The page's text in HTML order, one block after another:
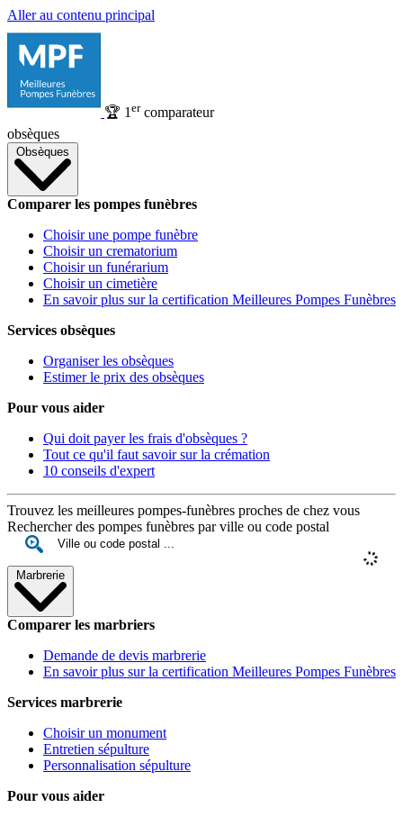
Aller au contenu principal
🏆 1 ercomparateur
obsèques
Obsèques
Comparer les pompes funèbres
Choisir une pompe funèbre
Choisir un crematorium
Choisir un funérarium
Choisir un cimetière
En savoir plus sur la certification Meilleures Pompes Funèbres
Services obsèques
Organiser les obsèques
Estimer le prix des obsèques
Pour vous aider
Qui doit payer les frais d'obsèques ?
Tout ce qu'il faut savoir sur la crémation
10 conseils d'expert
Trouvez les meilleures pompes-funèbres proches de chez vous
Rechercher des pompes funèbres par ville ou code postal
Marbrerie
Comparer les marbriers
Demande de devis marbrerie
En savoir plus sur la certification Meilleures Pompes Funèbres
Services marbrerie
Choisir un monument
Entretien sépulture
Personnalisation sépulture
Pour vous aider